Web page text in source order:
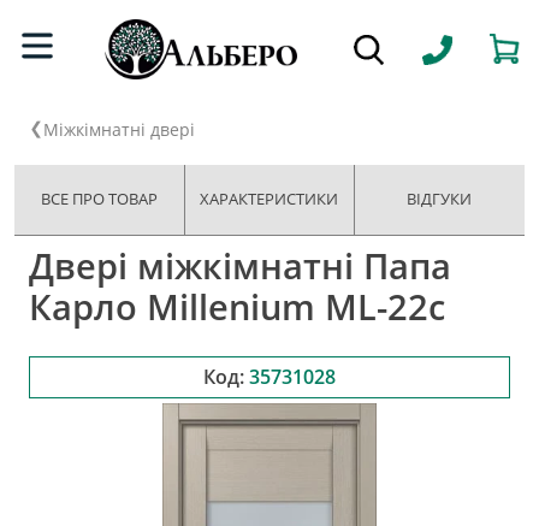
Міжкімнатні двері
ВСЕ ПРО ТОВАР ХАРАКТЕРИСТИКИ ВІДГУКИ
Двері міжкімнатні Папа
Карло Millenium ML-22с
Код:35731028